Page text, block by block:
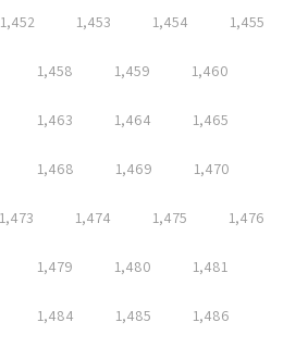
1,452 1,453 1,454 1,455
1,458 1,459 1,460
1,463 1,464 1,465
1,468 1,469 1,470
1,473 1,474 1,475 1,476
1,479 1,480 1,481
1,484 1,485 1,486